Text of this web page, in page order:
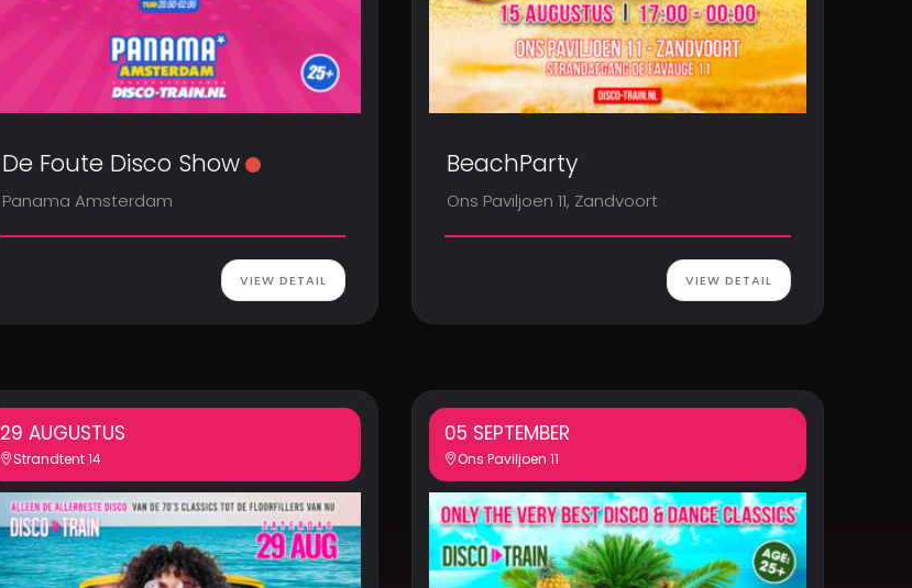
De Foute Disco Show
Panama Amsterdam
VIEW DETAIL
BeachParty
Ons Paviljoen 11, Zandvoort
VIEW DETAIL
29 AUGUSTUS
Strandtent 14
05 SEPTEMBER
Ons Paviljoen 11